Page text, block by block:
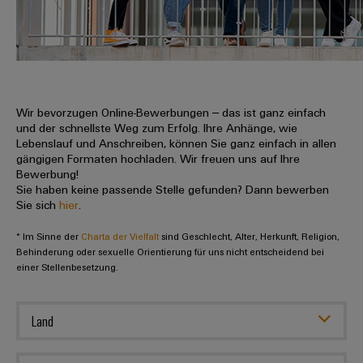
erlebbar
werden.
Datencenter
Produkte
für
Rechenzentren
–
effizient,
zuverlässig,
skalierbar
Energiespeicher
Lösungen
und
Anschlusstechnologie
DC-
u-
OS
Edge
Computing
Industrial
5G
Single
Leiterplattenklemmen
Gehäusesysteme
komponenten
Kabeleinführungssysteme
und
-
komponenten
Anschlussleitungen,
Patchkabel
Fast
Delivery
Beratung
und
digitale
Planung
easyConnect
-
Ihre
uns
Promotionfahrzeug
Distribution
Info
für
unsere
Partner
Vertrieb
Weidmüller
Zahlen
Unser
Vorstand
Nachhaltigkeit
Academy
People
Karriere
Stellen
für
Berufserfahrene
Für
Studierende
Werkstudententätigkeiten
Praktika
Abschlussarbeiten
Wir bevorzugen Online-Bewerbungen – das ist ganz einfach
und der schnellste Weg zum Erfolg. Ihre Anhänge, wie
Lebenslauf und Anschreiben, können Sie ganz einfach in allen
gängigen Formaten hochladen. Wir freuen uns auf Ihre
Bewerbung!
Sie haben keine passende Stelle gefunden? Dann bewerben
Sie sichhier
* Im Sinne der Charta der Vielfalt sind Geschlecht, Alter, Herkunft, Religion,
Behinderung oder sexuelle Orientierung für uns nicht entscheidend bei
einer Stellenbesetzung.
Land